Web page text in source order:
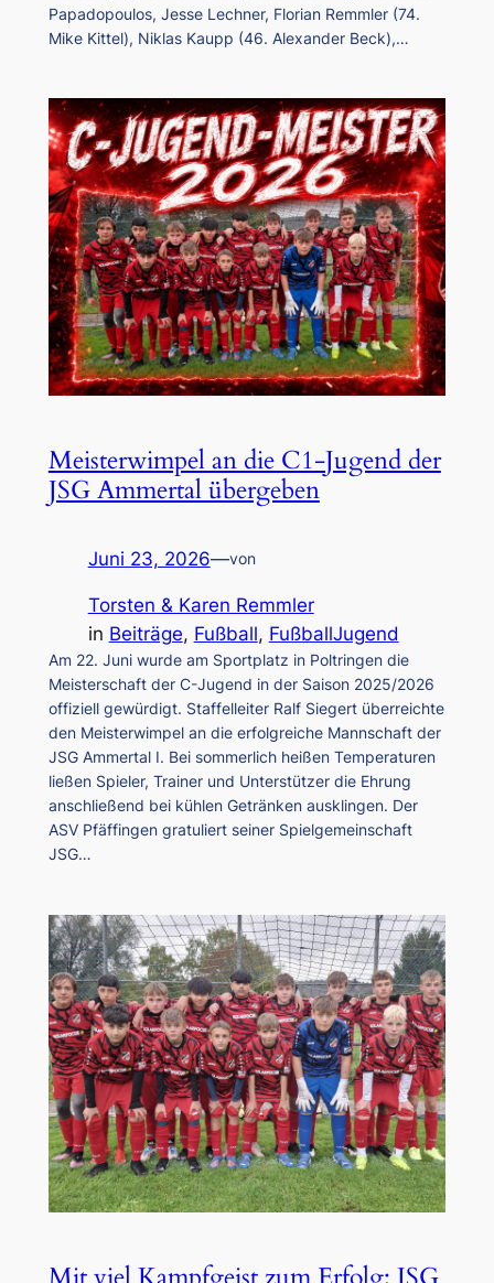
Papadopoulos, Jesse Lechner, Florian Remmler (74.
Mike Kittel), Niklas Kaupp (46. Alexander Beck),…
Meisterwimpel an die C1-Jugend der
JSG Ammertal übergeben
Juni 23, 2026—von
Torsten & Karen Remmler
in Beiträge, Fußball, FußballJugend
Am 22. Juni wurde am Sportplatz in Poltringen die
Meisterschaft der C-Jugend in der Saison 2025/2026
offiziell gewürdigt. Staffelleiter Ralf Siegert überreichte
den Meisterwimpel an die erfolgreiche Mannschaft der
JSG Ammertal I. Bei sommerlich heißen Temperaturen
ließen Spieler, Trainer und Unterstützer die Ehrung
anschließend bei kühlen Getränken ausklingen. Der
ASV Pfäffingen gratuliert seiner Spielgemeinschaft
JSG…